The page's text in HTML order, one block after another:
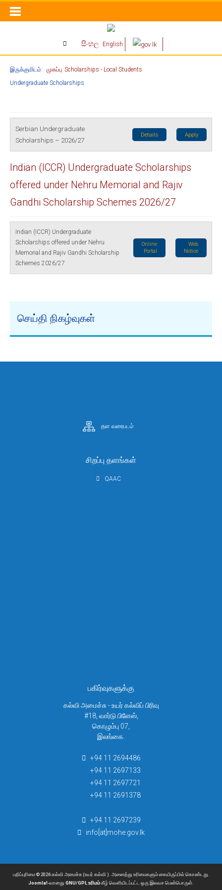
සිංහල English
இருக்குமிடம்: முகப்பு Scholarships - Local Students
Undergraduate Scholarships
Serbian Undergraduate
Scholarships – 2026/27
Details Apply
Indian (ICCR) Undergraduate Scholarships
offered under Nehru Memorial and Rajiv
Gandhi Scholarship Schemes 2026/27
Indian (ICCR) Undergraduate
Scholarships offered under Nehru
Memorial and Rajiv Gandhi Scholarship
Schemes 2026/27
Online
Portal
Web
Notice
செய்தி நிகழ்வுகள்
தள வரைபடம்
சிறப்பு தளங்கள்
QAAC
பகிர்வுகளுக்கு
கல்வி அமைச்சு - உயர் கல்விப் பிரிவு
#18, வார்டு பிளேஸ்,
கொழும்பு 07,
இலங்கை.
+94 11 2694486
+94 11 2697133
+94 11 2697721
+94 11 2691378
+94 11 2697239
info[at]mohe.gov.lk
பதிப்புரிமை © 2026 கல்வி அமைச்சு (உயர் கல்வி ). அனைத்து உரிமைகளும் கையிருப்பில் கொண்டது.
Joomla!-வானது GNU/GPL உரிமம்கீழ் வெளியிடப்பட்ட ஒரு இலவச மென்பொருள்.